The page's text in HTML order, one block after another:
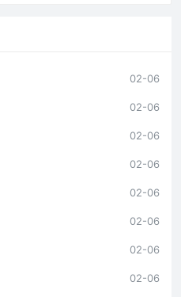
02-06
02-06
02-06
02-06
02-06
02-06
02-06
02-06